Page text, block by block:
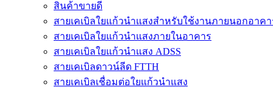
สินค้าขายดี
สายเคเบิลใยแก้วนำแสงสำหรับใช้งานภายนอกอาค
สายเคเบิลใยแก้วนำแสงภายในอาคาร
สายเคเบิลใยแก้วนำแสง ADSS
สายเคเบิลดาวน์ลีด FTTH
สายเคเบิลเชื่อมต่อใยแก้วนำแสง